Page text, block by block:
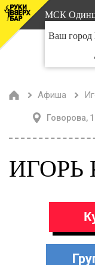
МСК
Ваш город
Афиша
Говорова,